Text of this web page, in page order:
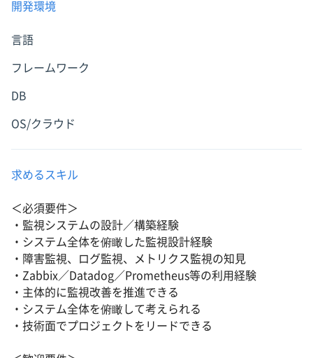
開発環境
言語
フレームワーク
DB
OS/クラウド
求めるスキル
＜必須要件＞
・監視システムの設計／構築経験
・システム全体を俯瞰した監視設計経験
・障害監視、ログ監視、メトリクス監視の知見
・Zabbix／Datadog／Prometheus等の利用経験
・主体的に監視改善を推進できる
・システム全体を俯瞰して考えられる
・技術面でプロジェクトをリードできる